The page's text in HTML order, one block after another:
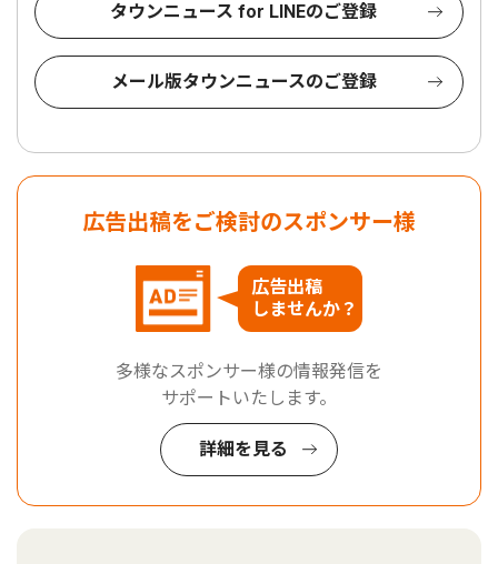
タウンニュース for LINEのご登録
メール版タウンニュースのご登録
広告出稿をご検討のスポンサー様
広告出稿
しませんか？
多様なスポンサー様の情報発信を
サポートいたします。
詳細を見る